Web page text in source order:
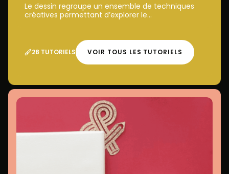
Le dessin regroupe un ensemble de techniques
créatives permettant d’explorer le...
28 TUTORIELS VOIR TOUS LES TUTORIELS